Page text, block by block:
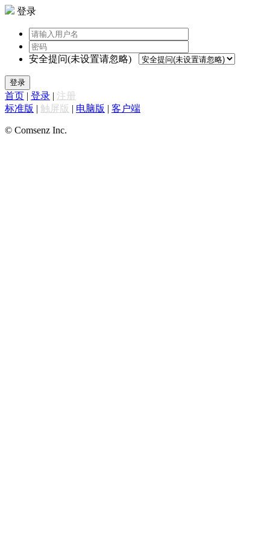
登录
安全提问(未设置请忽略)
登录
首页 | 登录 | 注册
标准版 | 触屏版 | 电脑版 | 客户端
© Comsenz Inc.